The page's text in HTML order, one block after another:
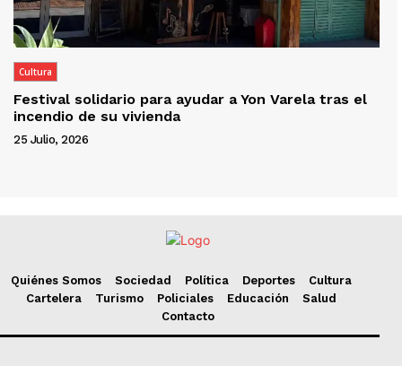
Cultura
Festival solidario para ayudar a Yon Varela tras el
incendio de su vivienda
25 Julio, 2026
Quiénes Somos Sociedad Política Deportes
Cultura
Cartelera
Turismo Policiales Educación
Salud
Contacto